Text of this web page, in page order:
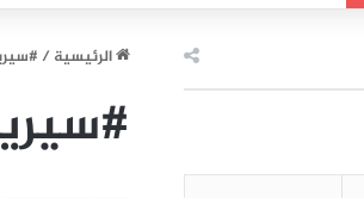
الرئيسية/
#سيريدو